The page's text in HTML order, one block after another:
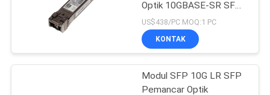
Optik 10GBASE-SR SFP
Modul
US$438/PC MOQ:1 PC
KONTAK
Modul SFP 10G LR SFP
Pemancar Optik